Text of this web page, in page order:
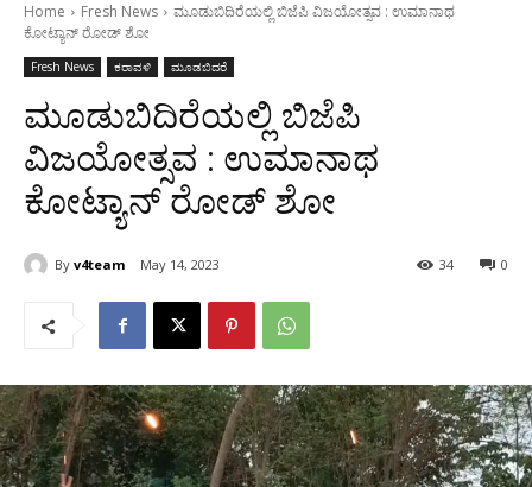
Home Fresh News
ಮೂಡುಬಿದಿರೆಯಲ್ಲಿ ಬಿಜೆಪಿ ವಿಜಯೋತ್ಸವ : ಉಮಾನಾಥ
ಕೋಟ್ಯಾನ್ ರೋಡ್ ಶೋ
Fresh News ಕರಾವಳಿ ಮೂಡಬಿದರೆ
ಮೂಡುಬಿದಿರೆಯಲ್ಲಿ ಬಿಜೆಪಿ
ವಿಜಯೋತ್ಸವ : ಉಮಾನಾಥ
ಕೋಟ್ಯಾನ್ ರೋಡ್ ಶೋ
By v4team May 14, 2023 0
34